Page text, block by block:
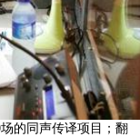
的同声传译项目；翻